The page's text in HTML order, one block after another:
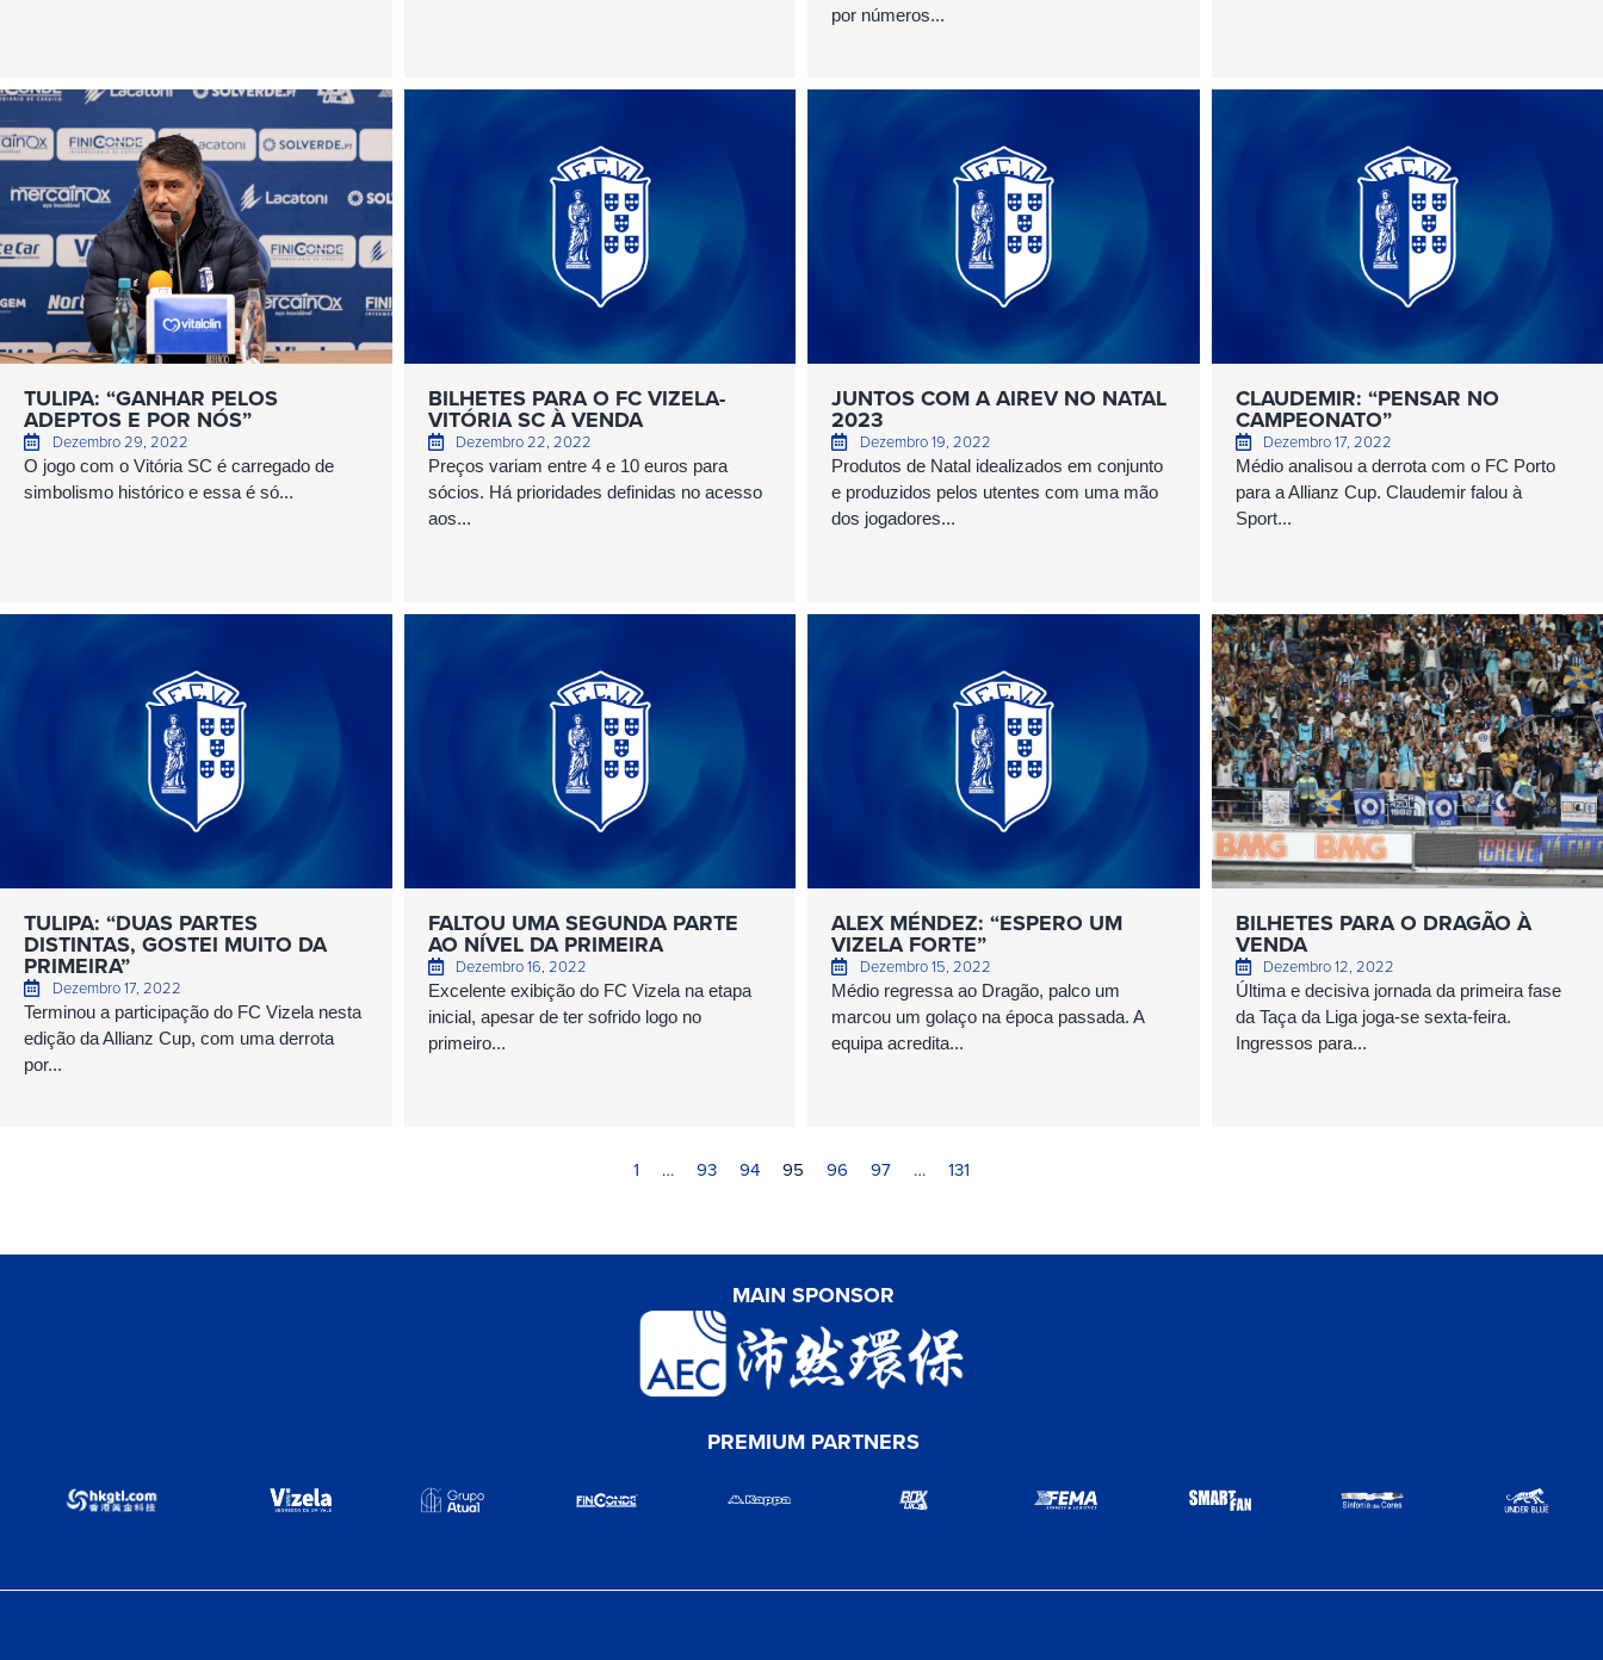
por números...
TULIPA: “GANHAR PELOS
ADEPTOS E POR NÓS”
Dezembro 29, 2022
O jogo com o Vitória SC é carregado de
simbolismo histórico e essa é só...
BILHETES PARA O FC VIZELA-
VITÓRIA SC À VENDA
Dezembro 22, 2022
Preços variam entre 4 e 10 euros para
sócios. Há prioridades definidas no acesso
aos...
JUNTOS COM A AIREV NO NATAL
2023
Dezembro 19, 2022
Produtos de Natal idealizados em conjunto
e produzidos pelos utentes com uma mão
dos jogadores...
CLAUDEMIR: “PENSAR NO
CAMPEONATO”
Dezembro 17, 2022
Médio analisou a derrota com o FC Porto
para a Allianz Cup. Claudemir falou à
Sport...
TULIPA: “DUAS PARTES
DISTINTAS, GOSTEI MUITO DA
PRIMEIRA”
Dezembro 17, 2022
Terminou a participação do FC Vizela nesta
edição da Allianz Cup, com uma derrota
por...
FALTOU UMA SEGUNDA PARTE
AO NÍVEL DA PRIMEIRA
Dezembro 16, 2022
Excelente exibição do FC Vizela na etapa
inicial, apesar de ter sofrido logo no
primeiro...
ALEX MÉNDEZ: “ESPERO UM
VIZELA FORTE”
Dezembro 15, 2022
Médio regressa ao Dragão, palco um
marcou um golaço na época passada. A
equipa acredita...
BILHETES PARA O DRAGÃO À
VENDA
Dezembro 12, 2022
Última e decisiva jornada da primeira fase
da Taça da Liga joga-se sexta-feira.
Ingressos para...
1 … 93 94 95 96 97 … 131
MAIN SPONSOR
PREMIUM PARTNERS